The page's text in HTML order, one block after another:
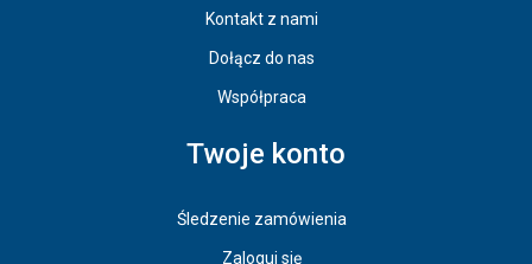
Kontakt z nami
Dołącz do nas
Współpraca
Twoje konto
Śledzenie zamówienia
Zaloguj się